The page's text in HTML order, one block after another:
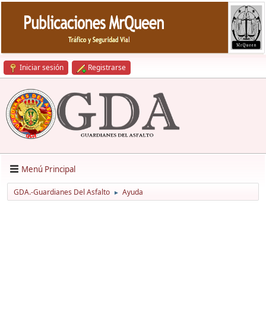
Iniciar sesión Registrarse
Menú Principal
GDA.-Guardianes Del Asfalto ► Ayuda